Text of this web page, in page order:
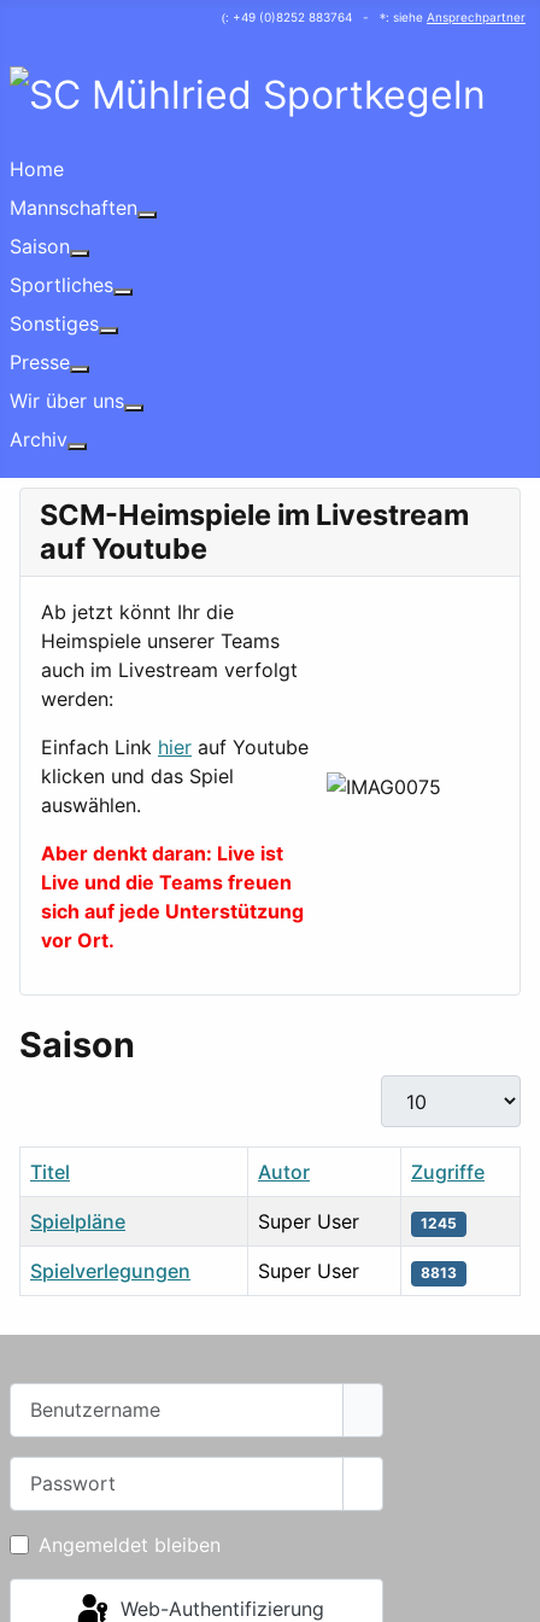
(: +49 (0)8252 883764 - *: siehe Ansprechpartner
Home
Mannschaften
Saison
Sportliches
Sonstiges
Presse
Wir über uns
Archiv
SCM-Heimspiele im Livestream
auf Youtube
Ab jetzt könnt Ihr die
Heimspiele unserer Teams
auch im Livestream verfolgt
werden:
Einfach Link hier auf Youtube
klicken und das Spiel
auswählen.
Aber denkt daran: Live ist
Live und die Teams freuen
sich auf jede Unterstützung
vor Ort.
Saison
Anzeige #
Titel Autor Zugriffe
Spielpläne Super User 1245
Spielverlegungen Super User 8813
Angemeldet bleiben
Web-Authentifizierung